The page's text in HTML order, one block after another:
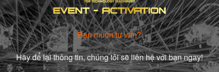
Bạn muốn tư vấn?
Hãy để lại thông tin, chúng tôi sẽ liên hệ với bạn ngay!